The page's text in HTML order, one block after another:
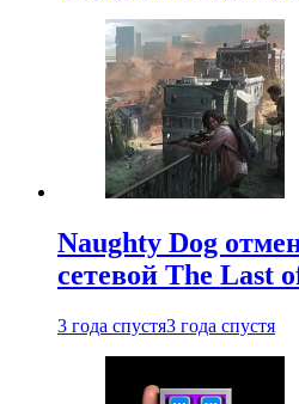
Naughty Dog
сетевой The Last
3 года спустя3 года спустя